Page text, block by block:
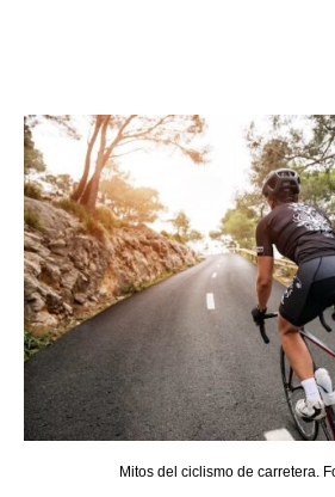
Mitos del ciclismo de carretera.